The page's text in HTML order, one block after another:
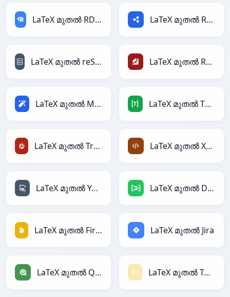
LaTeX മുതൽ RDataFrame LaTeX മുതൽ RDF
LaTeX മുതൽ reStructuredText LaTeX മുതൽ Ruby
LaTeX മുതൽ Magic LaTeX മുതൽ TOML
LaTeX മുതൽ TracWiki LaTeX മുതൽ XML
LaTeX മുതൽ YAML LaTeX മുതൽ DAX
LaTeX മുതൽ Firebase LaTeX മുതൽ Jira
LaTeX മുതൽ Qlik LaTeX മുതൽ Textile